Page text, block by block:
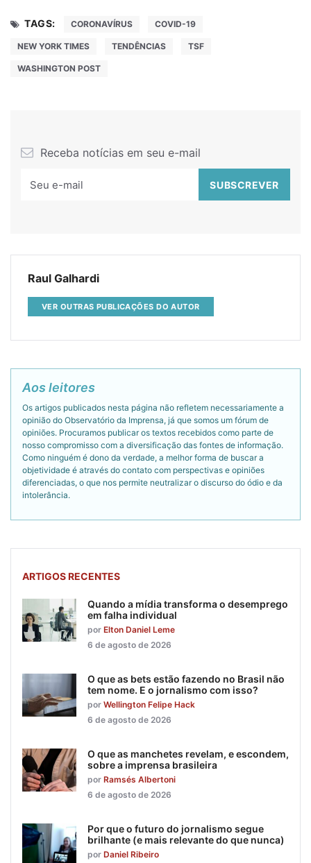
TAGS: CORONAVÍRUS COVID-19
NEW YORK TIMES TENDÊNCIAS TSF
WASHINGTON POST
Receba notícias em seu e-mail
Raul Galhardi
VER OUTRAS PUBLICAÇÕES DO AUTOR
Aos leitores
Os artigos publicados nesta página não refletem necessariamente a
opinião do Observatório da Imprensa, já que somos um fórum de
opiniões. Procuramos publicar os textos recebidos como parte de
nosso compromisso com a diversificação das fontes de informação.
Como ninguém é dono da verdade, a melhor forma de buscar a
objetividade é através do contato com perspectivas e opiniões
diferenciadas, o que nos permite neutralizar o discurso do ódio e da
intolerância.
ARTIGOS RECENTES
Quando a mídia transforma o desemprego
em falha individual
por Elton Daniel Leme
6 de agosto de 2026
O que as bets estão fazendo no Brasil não
tem nome. E o jornalismo com isso?
por Wellington Felipe Hack
6 de agosto de 2026
O que as manchetes revelam, e escondem,
sobre a imprensa brasileira
por Ramsés Albertoni
6 de agosto de 2026
Por que o futuro do jornalismo segue
brilhante (e mais relevante do que nunca)
por Daniel Ribeiro